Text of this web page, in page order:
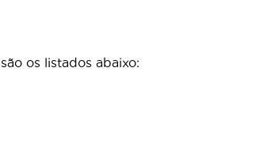
os listados abaixo: